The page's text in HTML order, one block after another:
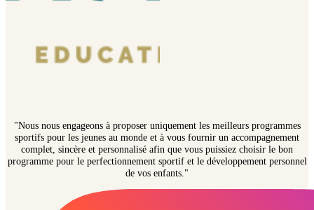
"Nous nous engageons à proposer uniquement les meilleurs programmes
sportifs pour les jeunes au monde et à vous fournir un accompagnement
complet, sincère et personnalisé afin que vous puissiez choisir le bon
programme pour le perfectionnement sportif et le développement personnel
de vos enfants."